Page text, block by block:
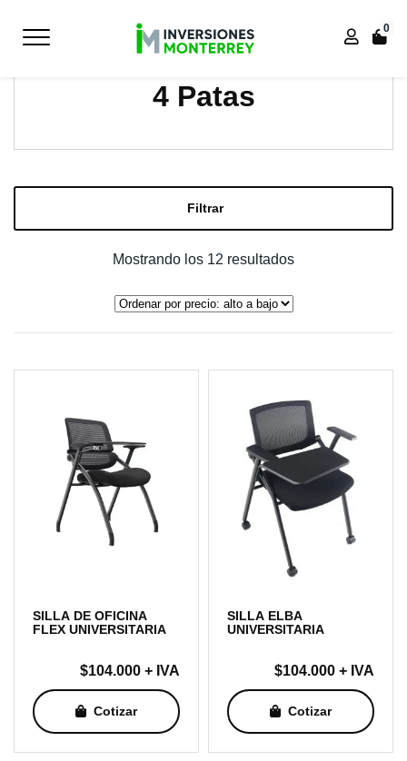
0
Inicio VISITA 4 Patas
4 Patas
Filtrar
Mostrando los 12 resultadosOrdenado
bajo
SILLA DE OFICINA
FLEX UNIVERSITARIA
$104.000 + IVA
Cotizar
SILLA ELBA
UNIVERSITARIA
$104.000 + IVA
Cotizar